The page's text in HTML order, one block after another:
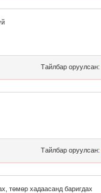
Тайлбар оруулсан:
Тайлбар оруулсан:
төмөр хадаасанд баригдах